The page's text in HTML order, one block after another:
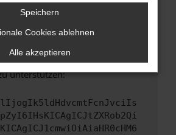
an den Webseitenbetreiber.
oben genannten Schritte versucht
uns bitte. Wir werden
Problem zu beheben. Du kannst
schicken, um uns bei der
unterstützen:
Speichern
Cookies ablehnen
Alle akzeptieren